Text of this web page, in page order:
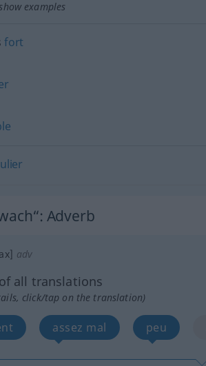
show examples
fort
: Adverb
adv
all translations
click/tap on the translation)
assez mal peu